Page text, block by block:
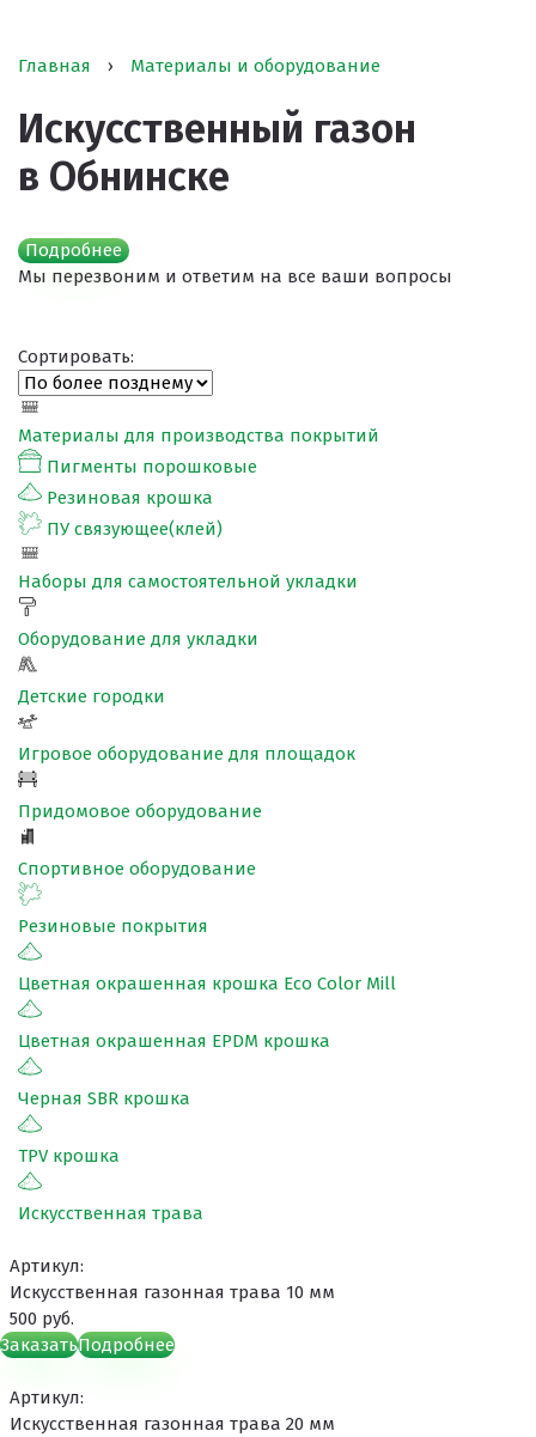
Главная › Материалы и оборудование
Искусственный газон
в Обнинске
Подробнее
Мы перезвоним и ответим на все ваши вопросы
Сортировать:
Материалы для производства покрытий
Пигменты порошковые
Резиновая крошка
ПУ связующее(клей)
Наборы для самостоятельной укладки
Оборудование для укладки
Детские городки
Игровое оборудование для площадок
Придомовое оборудование
Спортивное оборудование
Резиновые покрытия
Цветная окрашенная крошка Eco Color Mill
Цветная окрашенная EPDM крошка
Черная SBR крошка
TPV крошка
Искусственная трава
Артикул:
Искусственная газонная трава 10 мм
500 руб.
ЗаказатьПодробнее
Артикул:
Искусственная газонная трава 20 мм